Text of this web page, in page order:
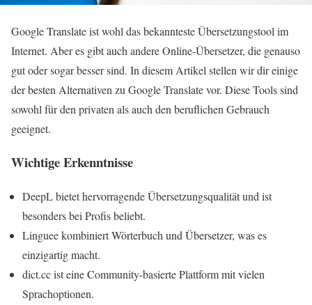
Google Translate ist wohl das bekannteste Übersetzungstool im
Internet. Aber es gibt auch andere Online-Übersetzer, die genauso
gut oder sogar besser sind. In diesem Artikel stellen wir dir einige
der besten Alternativen zu Google Translate vor. Diese Tools sind
sowohl für den privaten als auch den beruflichen Gebrauch
geeignet.
Wichtige Erkenntnisse
DeepL bietet hervorragende Übersetzungsqualität und ist
besonders bei Profis beliebt.
Linguee kombiniert Wörterbuch und Übersetzer, was es
einzigartig macht.
dict.cc ist eine Community-basierte Plattform mit vielen
Sprachoptionen.